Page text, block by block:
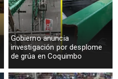
Gobierno anuncia
investigación por desplome
de grúa en Coquimbo